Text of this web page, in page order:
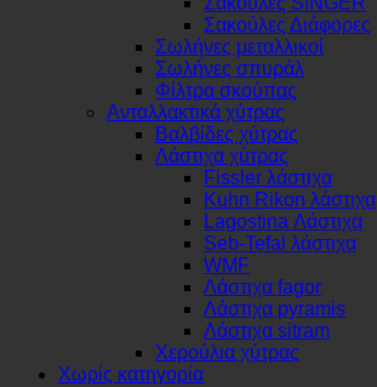
Σακούλες Διάφορες
Σωλήνες μεταλλικοί
Σωλήνες σπυράλ
Φίλτρα σκούπας
Ανταλλακτικά χύτρας
Βαλβίδες χύτρας
Λάστιχα χύτρας
Fissler λάστιχα
Kuhn Rikon λάστιχα
Lagostina Λάστιχα
Seb-Tefal λάστιχα
WMF
Λάστιχα fagor
Λάστιχα pyramis
Λάστιχα sitram
Χερούλια χύτρας
Χωρίς κατηγορία